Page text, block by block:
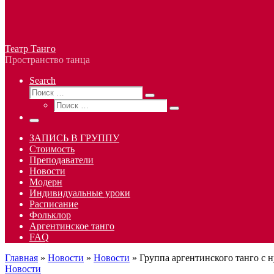
Театр Танго
Пространство танца
Search
Поиск
Поиск
Поиск
Поиск
Меню
ЗАПИСЬ В ГРУППУ
Стоимость
Преподаватели
Новости
Модерн
Индивидуальные уроки
Расписание
Фольклор
Аргентинское танго
FAQ
Главная » Новости » Новости » Группа аргентинского танго с
Новости